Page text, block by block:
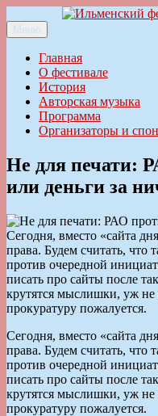
к
содержимому
Ильменский фестиваль
Меню
Главная
О фестивале
История
Авторская музыка
Программа
Организаторы и
Не для печати:
или деньги за
Сегодня, вместо «сайта
права. Будем считать, что
против очередной
писать про сайты после
крутятся мыслишки, уж не
прокуратуру пожалуется.
Сегодня, вместо «сайта
права. Будем считать, что
против очередной
писать про сайты после
крутятся мыслишки, уж не
прокуратуру пожалуется.